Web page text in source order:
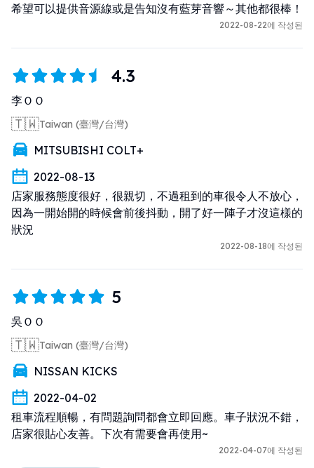
希望可以提供音源線或是告知沒有藍芽音響～其他都很棒！
2022-08-22에 작성된
4.3
李ＯＯ
🇹🇼Taiwan (臺灣/台灣)
MITSUBISHI COLT+
2022-08-13
店家服務態度很好，很親切，不過租到的車很令人不放心，
因為一開始開的時候會前後抖動，開了好一陣子才沒這樣的
狀況
2022-08-18에 작성된
5
吳ＯＯ
🇹🇼Taiwan (臺灣/台灣)
NISSAN KICKS
2022-04-02
租車流程順暢，有問題詢問都會立即回應。車子狀況不錯，
店家很貼心友善。下次有需要會再使用~
2022-04-07에 작성된